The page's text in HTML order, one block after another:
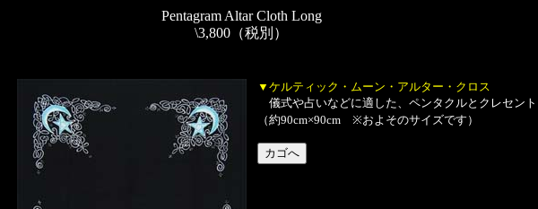
Pentagram Altar Cloth Long
\3,800（税別）
▼ケルティック・ムーン・アルター・クロス
儀式や占いなどに適した、ペンタクルとクレセン
（約90cm×90cm ※およそのサイズです）